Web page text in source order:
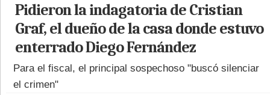
Pidieron la indagatoria de Cristian
Graf, el dueño de la casa donde estuvo
enterrado Diego Fernández
Para el fiscal, el principal sospechoso "buscó silenciar
el crimen"